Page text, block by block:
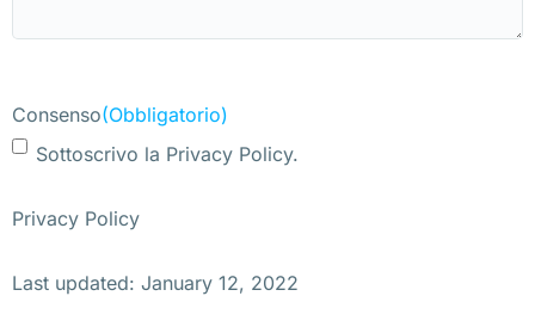
Consenso(Obbligatorio)
Sottoscrivo la Privacy Policy.
Privacy Policy
Last updated: January 12, 2022